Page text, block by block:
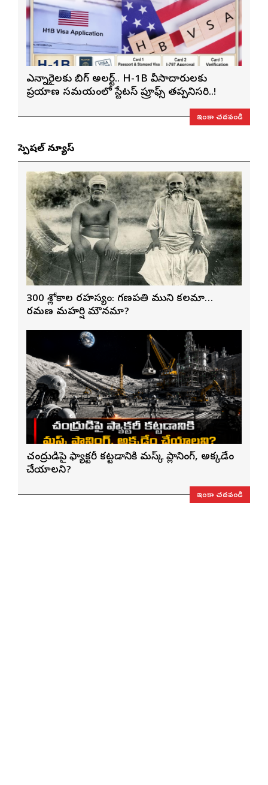
ఎన్నారైలకు బిగ్ అలర్ట్.. H-1B వీసాదారులకు
ప్రయాణ సమయంలో స్టేటస్ ప్రూఫ్స్ తప్పనిసరి..!
ఇంకా చదవండి
స్పెషల్ న్యూస్
300 శ్లోకాల రహస్యం: గణపతి ముని కలమా…
రమణ మహర్షి మౌనమా?
చంద్రుడిపై ఫ్యాక్టరీ కట్టడానికి మస్క్ ప్లానింగ్, అక్కడేం
చేయాలని?
ఇంకా చదవండి